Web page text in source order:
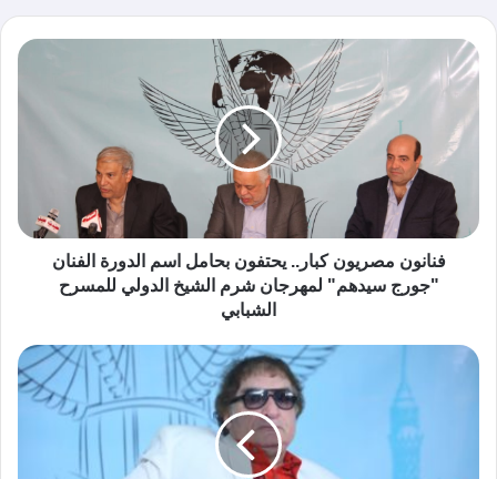
الوي
ب
فنانون مصريون كبار.. يحتفون بحامل اسم الدورة الفنان
"جورج سيدهم" لمهرجان شرم الشيخ الدولي للمسرح
الشبابي